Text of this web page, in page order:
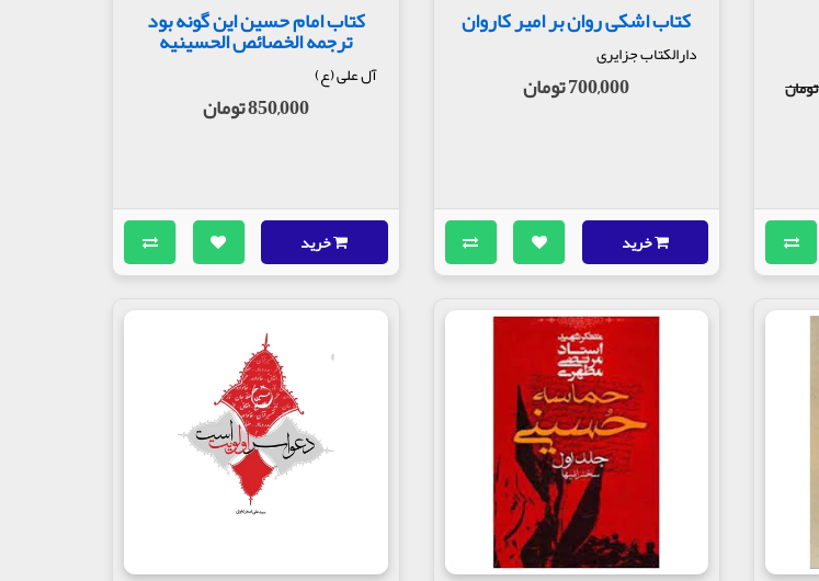
کتاب اشکی روان بر امیر کاروان
دارالکتاب جزایری
700,000 تومان
خرید
کتاب امام حسین این گونه بود
ترجمه الخصائص الحسینیه
آل علی (ع)
850,000 تومان
خرید